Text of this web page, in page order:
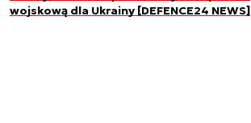
wojskową dla Ukrainy [DEFENCE24 NEWS]